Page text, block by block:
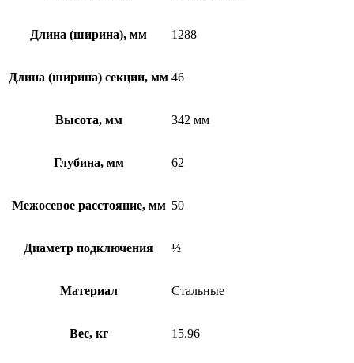
Длина (ширина), мм 1288
Длина (ширина) секции, мм 46
Высота, мм 342 мм
Глубина, мм 62
Межосевое расстояние, мм 50
Диаметр подключения ½
Материал Стальные
Вес, кг 15.96